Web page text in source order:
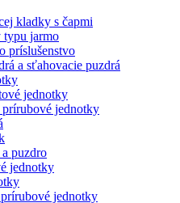
kladky s čapmi
typu jarmo
príslušenstvo
a sťahovacie puzdrá
jednotky
jednotky
puzdro
jednotky
jednotky